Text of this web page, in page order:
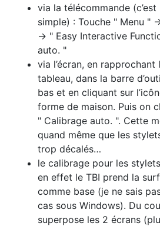
via la télécommande
simple) : Touche " Menu "
→ " Easy Interactive
auto. "
via l’écran, en
tableau, dans la barre
bas et en cliquant sur
forme de maison. Puis on
" Calibrage auto. ". Cette
quand même que les
trop décalés…
le calibrage pour les
en effet le TBI prend la
comme base (je ne sais
cas sous Windows). Du
superpose les 2 écrans